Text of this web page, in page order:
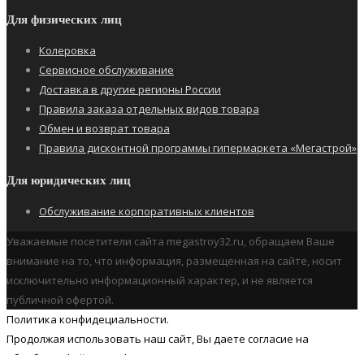
Для физических лиц
Колеровка
Сервисное обслуживание
Доставка в другие регионы России
Правила заказа отдельных видов товара
Обмен и возврат товара
Правила дисконтной программы гипермаркета «Мегастрой»
Для юридических лиц
Обслуживание корпоративных клиентов
Уважаемые посетители сайта megastroy32.ru, обращаем Ваше
внимание на то, что информация, размещенная на сайте, носит
исключительно информационный характер, и не является
публичной офертой.
Политика конфидециальности.
Продолжая использовать наш cайт, Вы даете согласие на